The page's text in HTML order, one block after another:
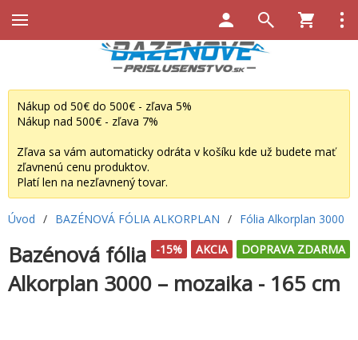
Nákup od 50€ do 500€ - zľava 5%
Nákup nad 500€ - zľava 7%
Zľava sa vám automaticky odráta v košíku kde už budete mať
zľavnenú cenu produktov.
Platí len na nezľavnený tovar.
Úvod / BAZÉNOVÁ FÓLIA ALKORPLAN / Fólia Alkorplan 3000
DOPRAVA ZDARMA
AKCIA
-15%
Bazénová fólia
Alkorplan 3000 – mozaika - 165 cm